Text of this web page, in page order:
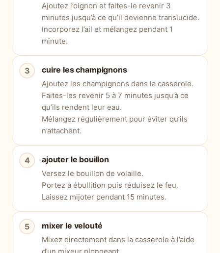
Ajoutez l’oignon et faites-le revenir 3
minutes jusqu’à ce qu’il devienne translucide.
Incorporez l’ail et mélangez pendant 1
minute.
cuire les champignons
Ajoutez les champignons dans la casserole.
Faites-les revenir 5 à 7 minutes jusqu’à ce
qu’ils rendent leur eau.
Mélangez régulièrement pour éviter qu’ils
n’attachent.
ajouter le bouillon
Versez le bouillon de volaille.
Portez à ébullition puis réduisez le feu.
Laissez mijoter pendant 15 minutes.
mixer le velouté
Mixez directement dans la casserole à l’aide